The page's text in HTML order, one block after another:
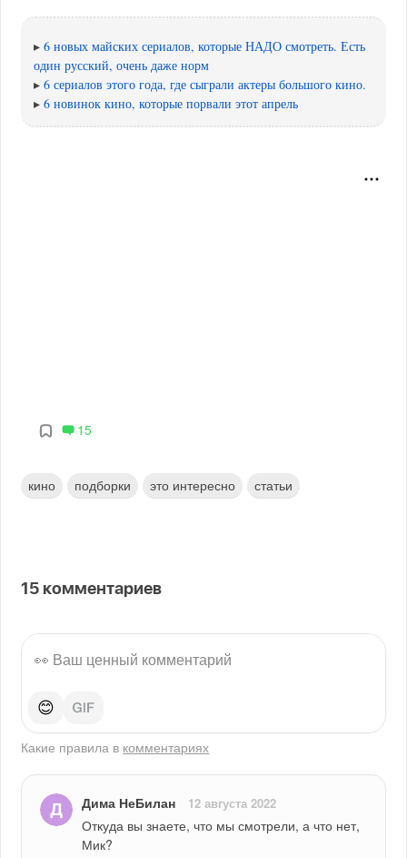
▸6 новых майских сериалов, которые НАДО смотреть. Есть
один русский, очень даже норм
▸6 сериалов этого года, где сыграли актеры большого кино.
▸6 новинок кино, которые порвали этот апрель
15
кино подборки это интересно статьи
15 комментариев
😊
Какие правила в комментариях
Дима НеБилан 12 августа 2022
Откуда вы знаете, что мы смотрели, а что нет,
Мик?